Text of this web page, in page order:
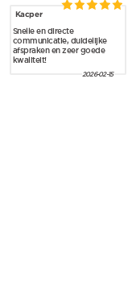
Kacper
Snelle en directe
communicatie, duidelijke
afspraken en zeer goede
kwaliteit!
2026-02-15